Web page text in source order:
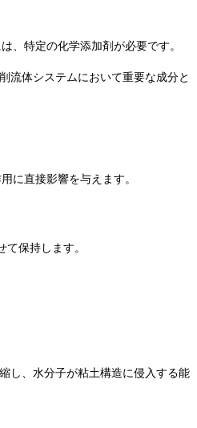
、特定の化学添加剤が必要です。
流体システムにおいて重要な成分と
に直接影響を与えます。
保持します。
し、水分子が粘土構造に侵入する能